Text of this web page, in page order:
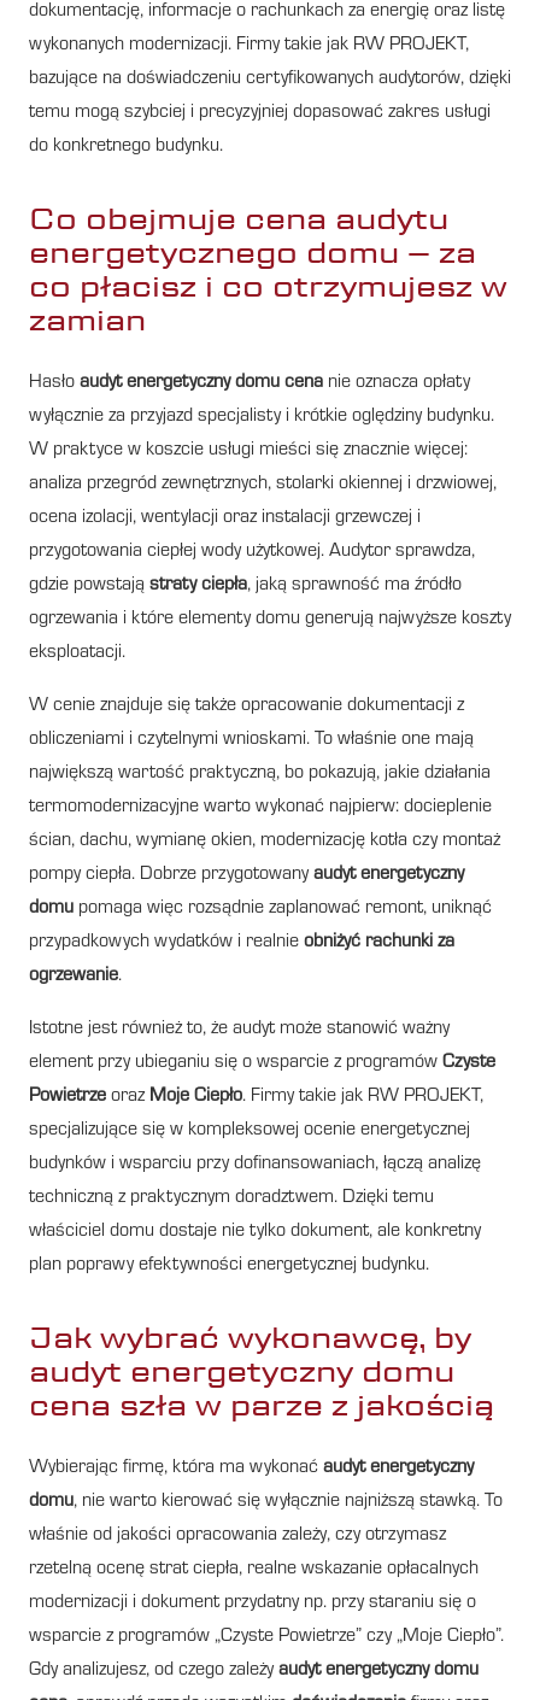
dokumentację, informacje o rachunkach za energię oraz listę
wykonanych modernizacji. Firmy takie jak RW PROJEKT,
bazujące na doświadczeniu certyfikowanych audytorów, dzięki
temu mogą szybciej i precyzyjniej dopasować zakres usługi
do konkretnego budynku.
Co obejmuje cena audytu
energetycznego domu – za
co płacisz i co otrzymujesz w
zamian
Hasło audyt energetyczny domu cena nie oznacza opłaty
wyłącznie za przyjazd specjalisty i krótkie oględziny budynku.
W praktyce w koszcie usługi mieści się znacznie więcej:
analiza przegród zewnętrznych, stolarki okiennej i drzwiowej,
ocena izolacji, wentylacji oraz instalacji grzewczej i
przygotowania ciepłej wody użytkowej. Audytor sprawdza,
gdzie powstają straty ciepła, jaką sprawność ma źródło
ogrzewania i które elementy domu generują najwyższe koszty
eksploatacji.
W cenie znajduje się także opracowanie dokumentacji z
obliczeniami i czytelnymi wnioskami. To właśnie one mają
największą wartość praktyczną, bo pokazują, jakie działania
termomodernizacyjne warto wykonać najpierw: docieplenie
ścian, dachu, wymianę okien, modernizację kotła czy montaż
pompy ciepła. Dobrze przygotowanyaudyt energetyczny
domu pomaga więc rozsądnie zaplanować remont, uniknąć
przypadkowych wydatków i realnie obniżyć rachunki za
ogrzewanie.
Istotne jest również to, że audyt może stanowić ważny
element przy ubieganiu się o wsparcie z programów Czyste
Powietrze oraz Moje Ciepło. Firmy takie jak RW PROJEKT,
specjalizujące się w kompleksowej ocenie energetycznej
budynków i wsparciu przy dofinansowaniach, łączą analizę
techniczną z praktycznym doradztwem. Dzięki temu
właściciel domu dostaje nie tylko dokument, ale konkretny
plan poprawy efektywności energetycznej budynku.
Jak wybrać wykonawcę, by
audyt energetyczny domu
cena szła w parze z jakością
Wybierając firmę, która ma wykonać audyt energetyczny
domu, nie warto kierować się wyłącznie najniższą stawką. To
właśnie od jakości opracowania zależy, czy otrzymasz
rzetelną ocenę strat ciepła, realne wskazanie opłacalnych
modernizacji i dokument przydatny np. przy staraniu się o
wsparcie z programów „Czyste Powietrze” czy „Moje Ciepło”.
Gdy analizujesz, od czego zależyaudyt energetyczny domu